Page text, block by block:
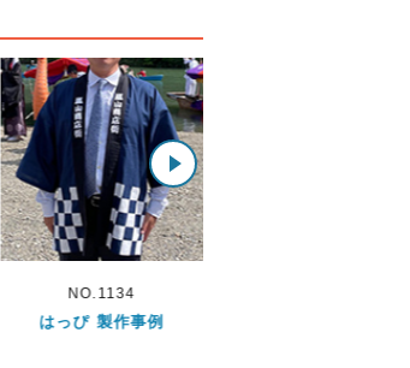
NO.312
はっぴ 製作事例